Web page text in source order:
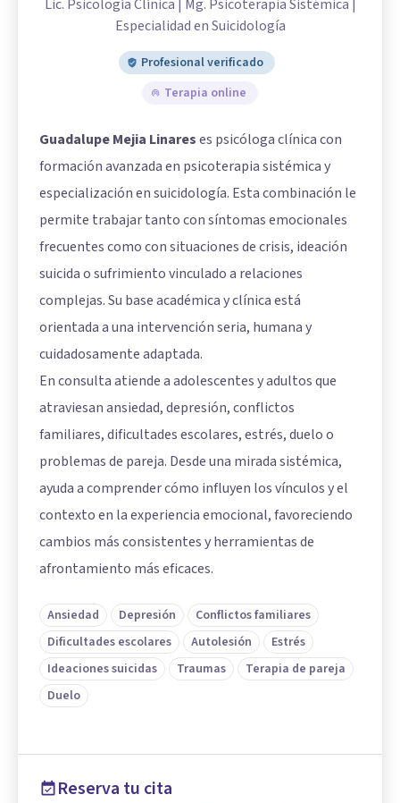
Lic. Psicología Clínica | Mg. Psicoterapia Sistémica |
Especialidad en Suicidología
Profesional verificado
Terapia online
Guadalupe Mejia Linareses psicóloga clínica con
formación avanzada en psicoterapia sistémica y
especialización en suicidología. Esta combinación le
permite trabajar tanto con síntomas emocionales
frecuentes como con situaciones de crisis, ideación
suicida o sufrimiento vinculado a relaciones
complejas. Su base académica y clínica está
orientada a una intervención seria, humana y
cuidadosamente adaptada.
En consulta atiende a adolescentes y adultos que
atraviesan ansiedad, depresión, conflictos
familiares, dificultades escolares, estrés, duelo o
problemas de pareja. Desde una mirada sistémica,
ayuda a comprender cómo influyen los vínculos y el
contexto en la experiencia emocional, favoreciendo
cambios más consistentes y herramientas de
afrontamiento más eficaces.
Ansiedad Depresión
Conflictos familiares
Dificultades escolares
Autolesión
Estrés
Ideaciones suicidas
Traumas
Terapia de pareja
Duelo
Reserva tu cita